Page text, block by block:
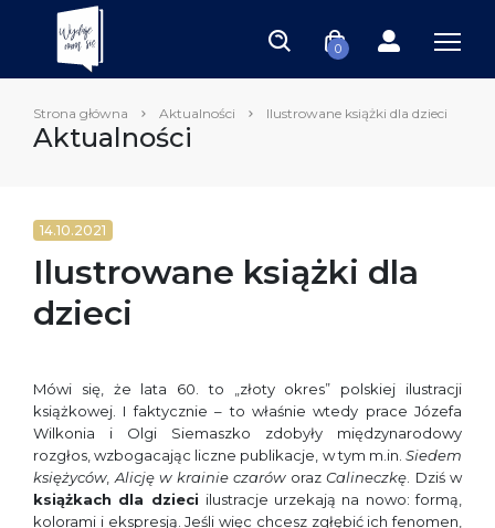
0
Strona główna Aktualności Ilustrowane książki dla dzieci
Aktualności
14.10.2021
Ilustrowane książki dla
dzieci
Mówi się, że lata 60. to „złoty okres” polskiej ilustracji
książkowej. I faktycznie – to właśnie wtedy prace Józefa
Wilkonia i Olgi Siemaszko zdobyły międzynarodowy
rozgłos, wzbogacając liczne publikacje, w tym m.in. Siedem
księżyców, Alicję w krainie czaróworaz Calineczkę . Dziś w
książkach dla dzieci ilustracje urzekają na nowo: formą,
kolorami i ekspresją. Jeśli więc chcesz zgłębić ich fenomen,